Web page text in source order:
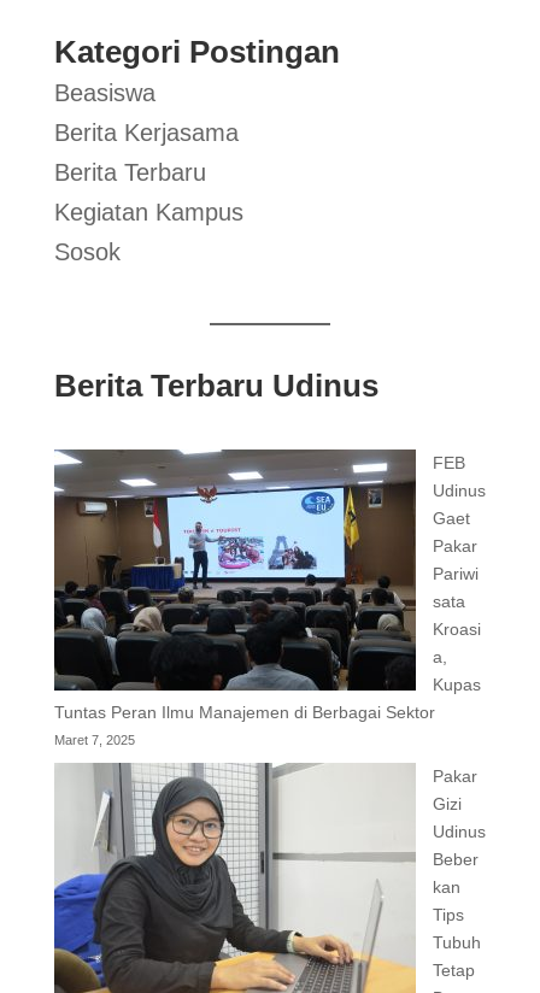
Kategori Postingan
Beasiswa
Berita Kerjasama
Berita Terbaru
Kegiatan Kampus
Sosok
Berita Terbaru Udinus
FEB
Udinus
Gaet
Pakar
Pariwi
sata
Kroasi
a,
Kupas
Tuntas Peran Ilmu Manajemen di Berbagai Sektor
Maret 7, 2025
Pakar
Gizi
Udinus
Beber
kan
Tips
Tubuh
Tetap